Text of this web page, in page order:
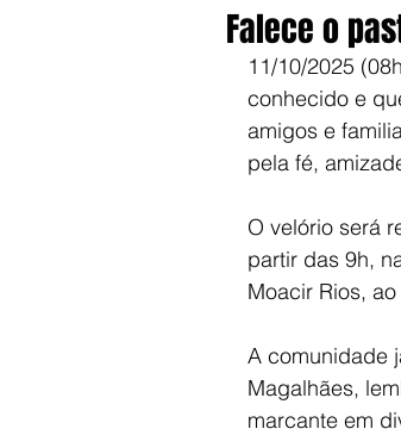
Falece o
11/10/2025
conhecido e
amigos e
pela fé,
O velório será
partir das 9h,
Moacir Rios,
A comunidade
Magalhães,
marcante em